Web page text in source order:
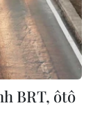
BRT, ôtô